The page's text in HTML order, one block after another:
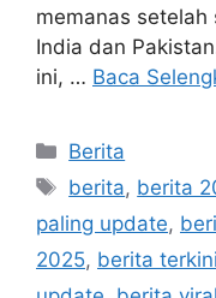
memanas setelah
India dan
ini, … Baca
Kategori
Berita
Tag
berita, berita
paling update,
2025, berita terkini